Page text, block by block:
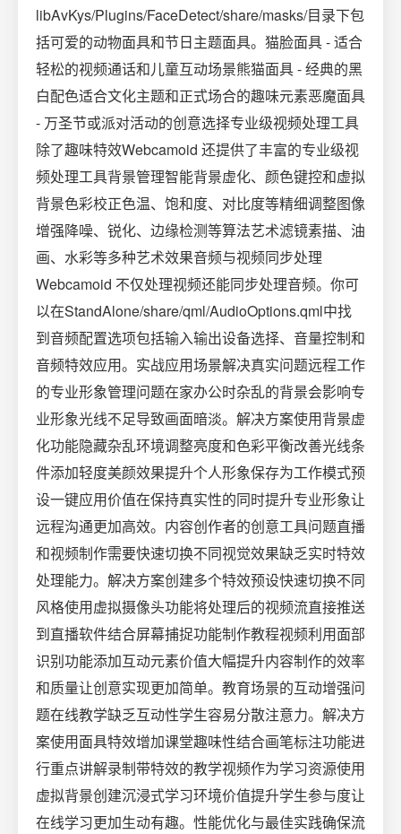
libAvKys/Plugins/FaceDetect/share/masks/目录下包
括可爱的动物面具和节日主题面具。猫脸面具 - 适合
轻松的视频通话和儿童互动场景熊猫面具 - 经典的黑
白配色适合文化主题和正式场合的趣味元素恶魔面具
- 万圣节或派对活动的创意选择专业级视频处理工具
除了趣味特效Webcamoid 还提供了丰富的专业级视
频处理工具背景管理智能背景虚化、颜色键控和虚拟
背景色彩校正色温、饱和度、对比度等精细调整图像
增强降噪、锐化、边缘检测等算法艺术滤镜素描、油
画、水彩等多种艺术效果音频与视频同步处理
Webcamoid 不仅处理视频还能同步处理音频。你可
以在StandAlone/share/qml/AudioOptions.qml中找
到音频配置选项包括输入输出设备选择、音量控制和
音频特效应用。实战应用场景解决真实问题远程工作
的专业形象管理问题在家办公时杂乱的背景会影响专
业形象光线不足导致画面暗淡。解决方案使用背景虚
化功能隐藏杂乱环境调整亮度和色彩平衡改善光线条
件添加轻度美颜效果提升个人形象保存为工作模式预
设一键应用价值在保持真实性的同时提升专业形象让
远程沟通更加高效。内容创作者的创意工具问题直播
和视频制作需要快速切换不同视觉效果缺乏实时特效
处理能力。解决方案创建多个特效预设快速切换不同
风格使用虚拟摄像头功能将处理后的视频流直接推送
到直播软件结合屏幕捕捉功能制作教程视频利用面部
识别功能添加互动元素价值大幅提升内容制作的效率
和质量让创意实现更加简单。教育场景的互动增强问
题在线教学缺乏互动性学生容易分散注意力。解决方
案使用面具特效增加课堂趣味性结合画笔标注功能进
行重点讲解录制带特效的教学视频作为学习资源使用
虚拟背景创建沉浸式学习环境价值提升学生参与度让
在线学习更加生动有趣。性能优化与最佳实践确保流